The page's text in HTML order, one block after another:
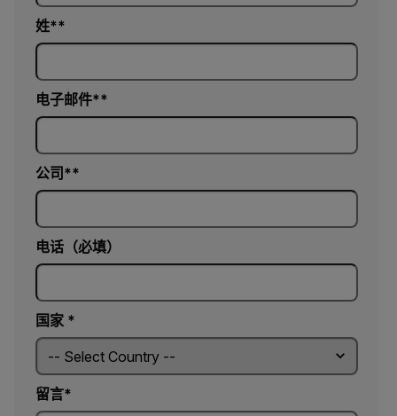
姓*
电子邮件*
公司*
电话（必填）
国家 *
留言*